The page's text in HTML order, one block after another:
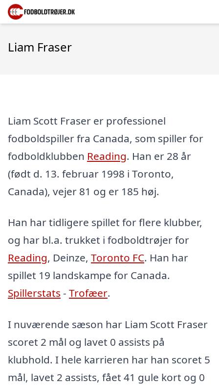
Liam Fraser
Liam Scott Fraser er professionel
fodboldspiller fra Canada, som spiller for
fodboldklubben Reading. Han er 28 år
(født d. 13. februar 1998 i Toronto,
Canada), vejer 81 og er 185 høj.
Han har tidligere spillet for flere klubber,
og har bl.a. trukket i fodboldtrøjer for
Reading, Deinze, Toronto FC. Han har
spillet 19 landskampe for Canada.
Spillerstats - Trofæer.
I nuværende sæson har Liam Scott Fraser
scoret 2 mål og lavet 0 assists på
klubhold. I hele karrieren har han scoret 5
mål, lavet 2 assists, fået 41 gule kort og 0